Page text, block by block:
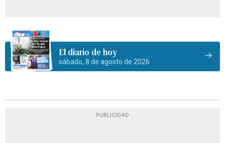
El diario de hoy
sábado, 8 de agosto de 2026
PUBLICIDAD